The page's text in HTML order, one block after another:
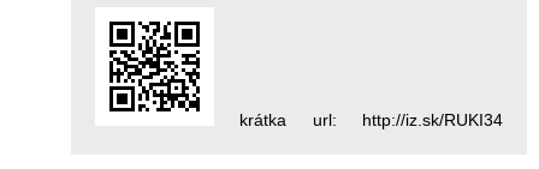
krátka url: http://iz.sk/RUKI34